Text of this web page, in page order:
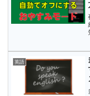
英語